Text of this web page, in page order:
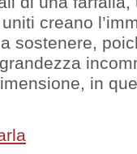
creano
sostenere,
in